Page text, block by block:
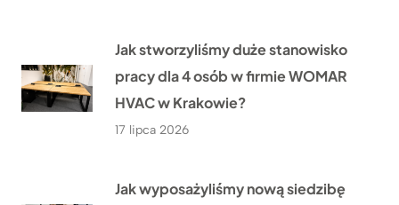
Jak stworzyliśmy duże stanowisko
pracy dla 4 osób w firmie WOMAR
HVAC w Krakowie?
17 lipca 2026
Jak wyposażyliśmy nową siedzibę